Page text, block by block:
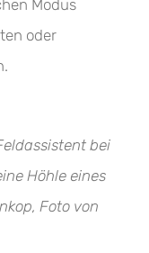
Modus
oder
bei
Höhle eines
Foto von